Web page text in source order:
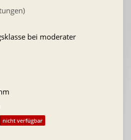
bei moderater
nicht verfügbar